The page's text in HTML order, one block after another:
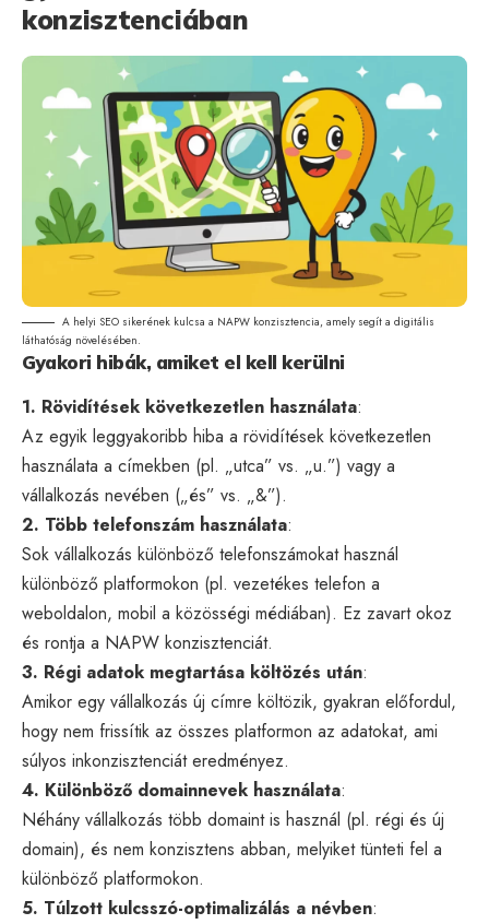
konzisztenciában
A helyi SEO sikerének kulcsa a NAPW konzisztencia, amely segít a digitális
láthatóság növelésében.
Gyakori hibák, amiket el kell kerülni
1. Rövidítések következetlen használata:
Az egyik leggyakoribb hiba a rövidítések következetlen
használata a címekben (pl. „utca” vs. „u.”) vagy a
vállalkozás nevében („és” vs. „&”).
2. Több telefonszám használata:
Sok vállalkozás különböző telefonszámokat használ
különböző platformokon (pl. vezetékes telefon a
weboldalon, mobil a közösségi médiában). Ez zavart okoz
és rontja a NAPW konzisztenciát.
3. Régi adatok megtartása költözés után:
Amikor egy vállalkozás új címre költözik, gyakran előfordul,
hogy nem frissítik az összes platformon az adatokat, ami
súlyos inkonzisztenciát eredményez.
4. Különböző domainnevek használata:
Néhány vállalkozás több domaint is használ (pl. régi és új
domain), és nem konzisztens abban, melyiket tünteti fel a
különböző platformokon.
5. Túlzott kulcsszó-optimalizálás a névben: